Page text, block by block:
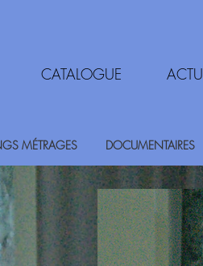
CATALOGUE ACTU
MÉTRAGES DOCUMENTAIRES